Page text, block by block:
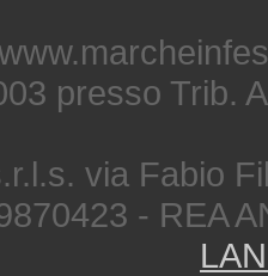
presso Trib.
via Fabio
- REA